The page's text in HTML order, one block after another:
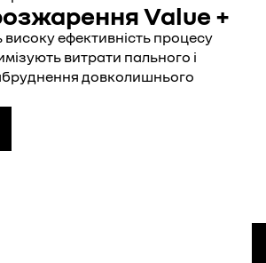
Value +
ефективність процесу
витрати пального і
довколишнього